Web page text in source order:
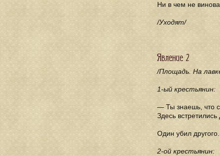
Ни в чем не
/Уходят/
Явление 2
/Площадь. На
1-ый крестьянин:
— Ты знаешь, что
Здесь встретились
Один убил
2-ой крестьянин: